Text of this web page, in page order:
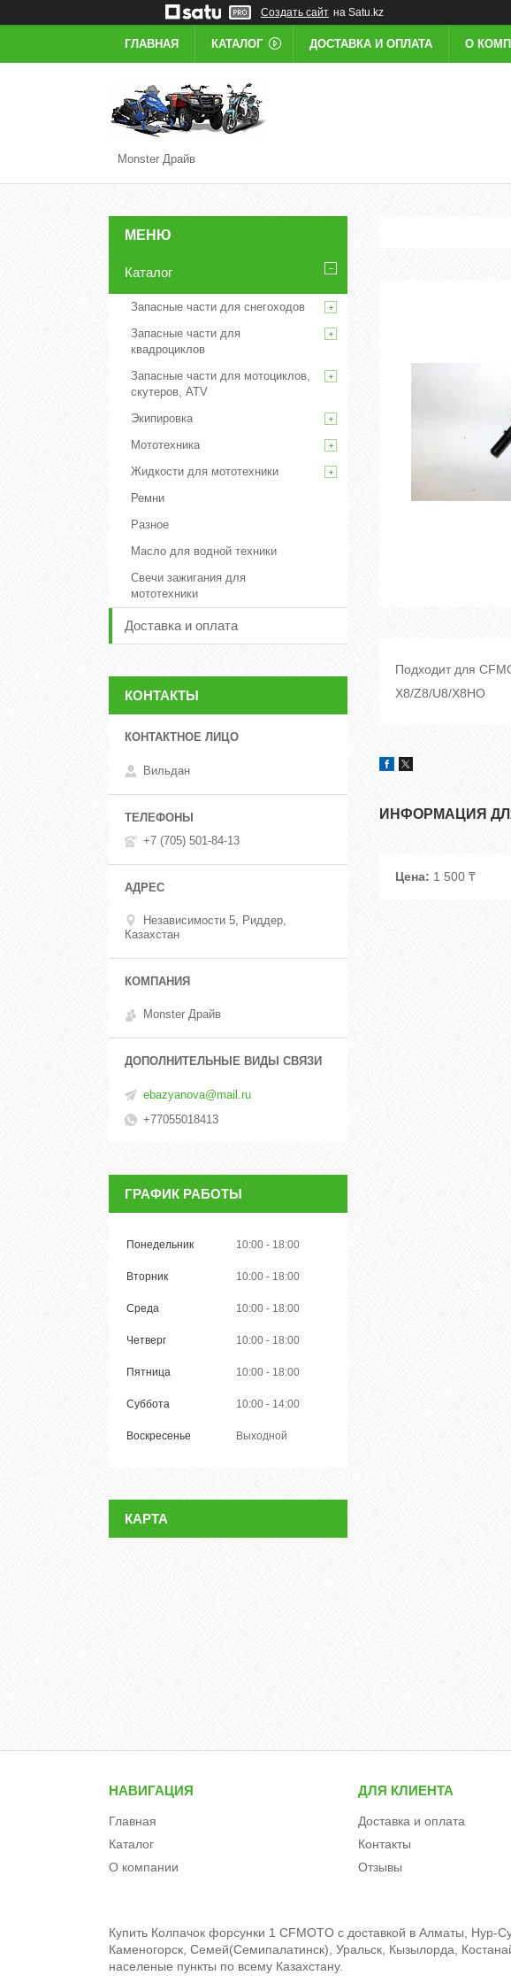
Создать сайт на Satu.kz
ГЛАВНАЯ КАТАЛОГ ДОСТАВКА И ОПЛАТА О
Monster Драйв
Подходит для
X8/Z8/U8/X8HO
ИНФОРМАЦИЯ
Цена: 1 500 ₸
Каталог
Запасные части для снегоходов
Запасные части для
квадроциклов
Запасные части для мотоциклов,
скутеров, ATV
Экипировка
Мототехника
Жидкости для мототехники
Ремни
Разное
Масло для водной техники
Свечи зажигания для
мототехники
Доставка и оплата
КОНТАКТЫ
Вильдан
+7 (705) 501-84-13
Независимости 5, Риддер,
Казахстан
Monster Драйв
ebazyanova@mail.ru
+77055018413
ГРАФИК РАБОТЫ
Понедельник 10:00 18:00
Вторник 10:00 18:00
Среда 10:00 18:00
Четверг 10:00 18:00
Пятница 10:00 18:00
Суббота 10:00 14:00
Воскресенье Выходной
КАРТА
НАВИГАЦИЯ
Главная
Каталог
О компании
ДЛЯ КЛИЕНТА
Доставка и оплата
Контакты
Отзывы
Купить Колпачок форсунки 1 CFMOTO c доставкой в Алматы, Нур-
Каменогорск, Семей(Семипалатинск), Уральск, Кызылорда,
населеные пункты по всему Казахстану.